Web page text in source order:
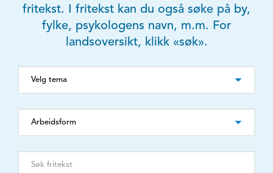
fritekst. I fritekst kan du også søke på by,
fylke, psykologens navn, m.m. For
landsoversikt, klikk «søk».